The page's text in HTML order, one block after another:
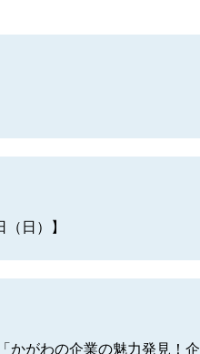
日）】
かがわの企業の魅力発見！企